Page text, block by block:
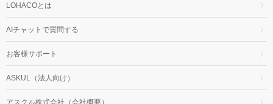
LOHACOとは
AIチャットで質問する
お客様サポート
ASKUL（法人向け）
アスクル株式会社（会社概要）